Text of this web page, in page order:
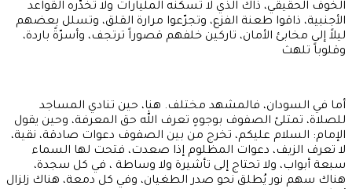
الخوف الحقيقي، ذاك الذي لا تُسكّنه المليارات ولا تُخدّره القواعد
الأجنبية، ذاقوا طعنة الفزع، وتجرّعوا مرارة القلق، وتسلل بعضهم
ليلاً إلى مخابئ الأمان، تاركين خلفهم قصوراً ترتجف، وأسرّةً باردة،
وقلوباً تلهث
أما في السودان، فالمشهد مختلف. هنا، حين تنادي المساجد
للصلاة، تمتلئ الصفوف بوجوهٍ تعرف الله حق المعرفة، وحين يقول
الإمام: السلام عليكم، تخرج من بين الصفوف دعوات صادقة، نقية،
لا تعرف الزيف، دعوات المظلوم إذا صعدت، فتحت لها السماء
سبعة أبواب، ولا تحتاج إلى تأشيرة ولا وساطة ، في كل سجدة،
هناك سهم نور يُطلق نحو صدر الطغيان، وفي كل دمعة، هناك زلزال